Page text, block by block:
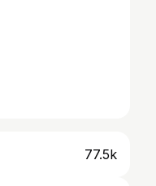
77.5k